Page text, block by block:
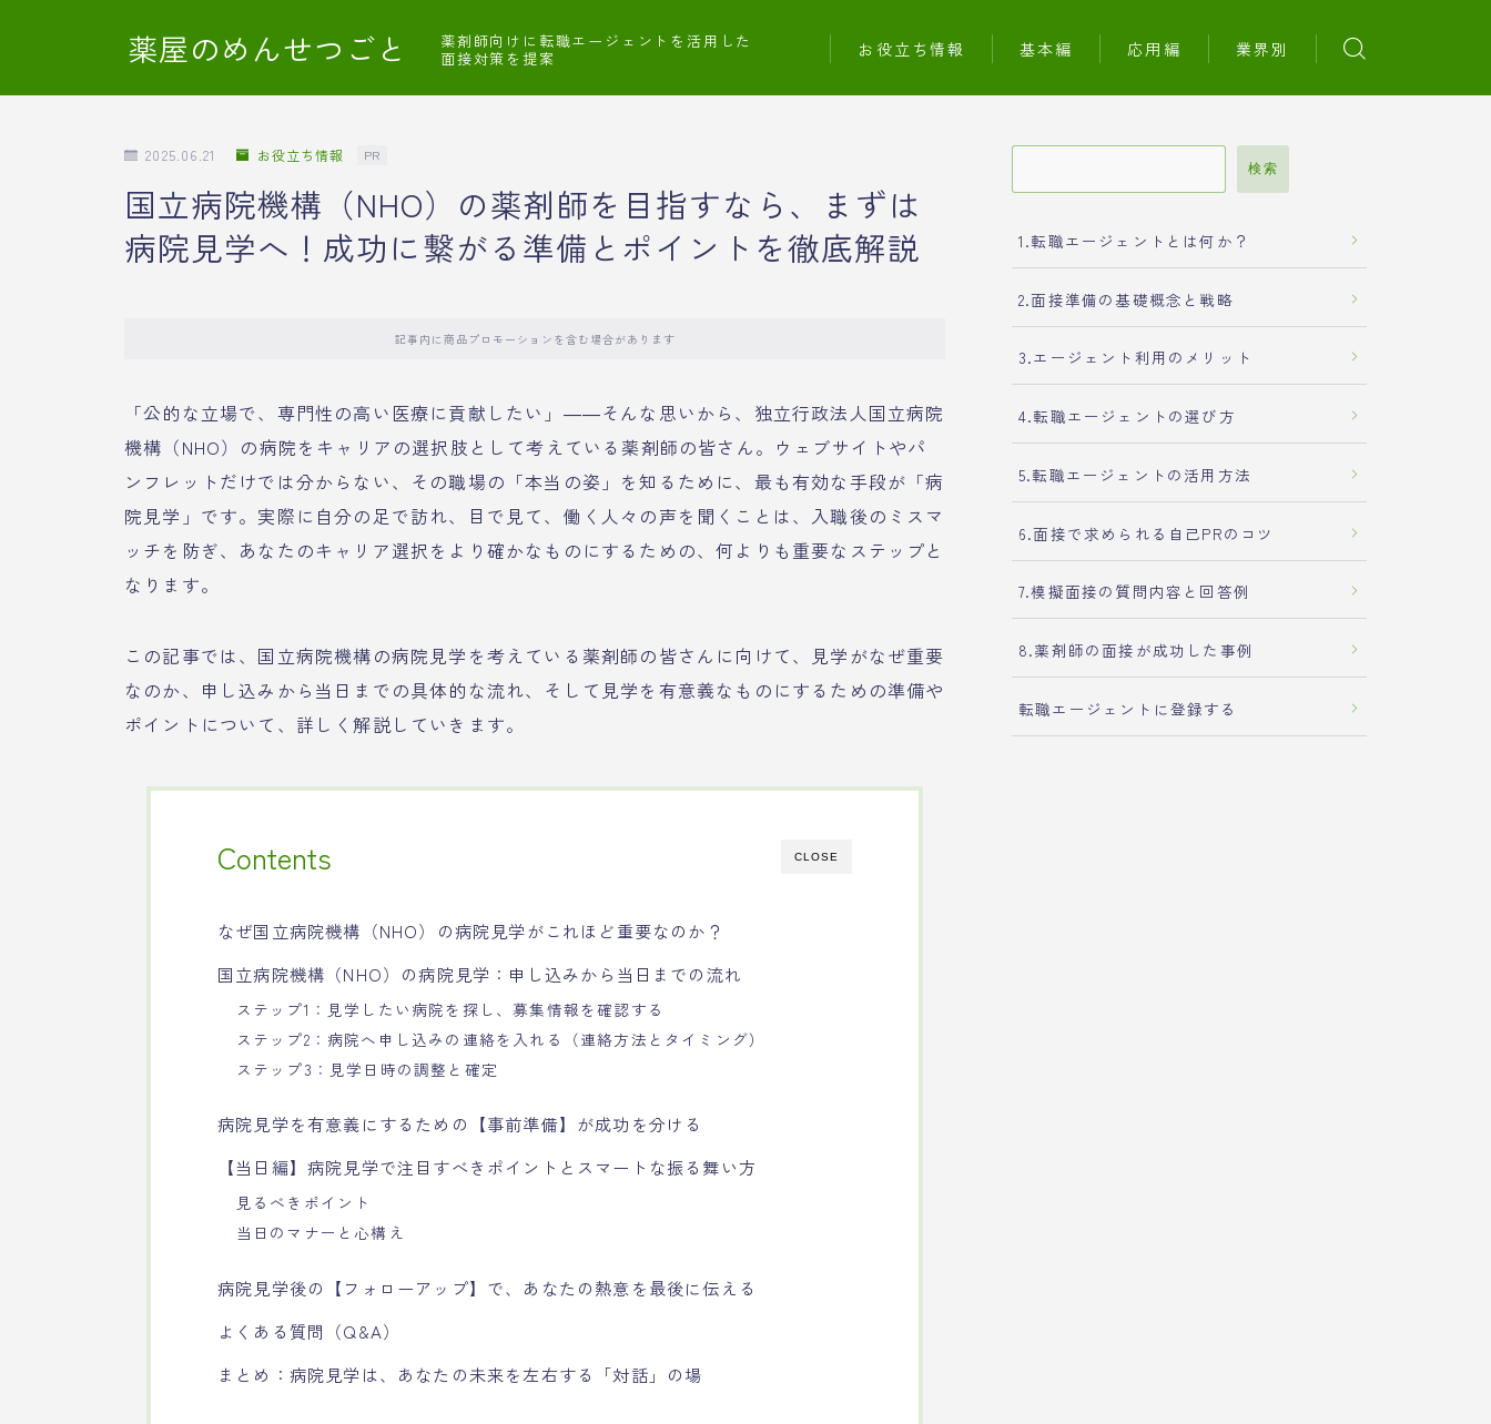
薬屋のめんせつごと
薬剤師向けに転職エージェントを活用した
面接対策を提案
お役立ち情報 基本編 応用編 業界別
2025.06.21 お役立ち情報 PR
国立病院機構（NHO）の薬剤師を目指すなら、まずは
病院見学へ！成功に繋がる準備とポイントを徹底解説
記事内に商品プロモーションを含む場合があります
「公的な立場で、専門性の高い医療に貢献したい」――そんな思いから、独立行政法人国立病院
機構（NHO）の病院をキャリアの選択肢として考えている薬剤師の皆さん。ウェブサイトやパ
ンフレットだけでは分からない、その職場の「本当の姿」を知るために、最も有効な手段が「病
院見学」です。実際に自分の足で訪れ、目で見て、働く人々の声を聞くことは、入職後のミスマ
ッチを防ぎ、あなたのキャリア選択をより確かなものにするための、何よりも重要なステップと
なります。
この記事では、国立病院機構の病院見学を考えている薬剤師の皆さんに向けて、見学がなぜ重要
なのか、申し込みから当日までの具体的な流れ、そして見学を有意義なものにするための準備や
ポイントについて、詳しく解説していきます。
CLOSE
Contents
なぜ国立病院機構（NHO）の病院見学がこれほど重要なのか？
国立病院機構（NHO）の病院見学：申し込みから当日までの流れ
ステップ1：見学したい病院を探し、募集情報を確認する
ステップ2：病院へ申し込みの連絡を入れる（連絡方法とタイミング）
ステップ3：見学日時の調整と確定
病院見学を有意義にするための【事前準備】が成功を分ける
【当日編】病院見学で注目すべきポイントとスマートな振る舞い方
見るべきポイント
当日のマナーと心構え
病院見学後の【フォローアップ】で、あなたの熱意を最後に伝える
よくある質問（Q&A）
まとめ：病院見学は、あなたの未来を左右する「対話」の場
検索
1.転職エージェントとは何か？
2.面接準備の基礎概念と戦略
3.エージェント利用のメリット
4.転職エージェントの選び方
5.転職エージェントの活用方法
6.面接で求められる自己PRのコツ
7.模擬面接の質問内容と回答例
8.薬剤師の面接が成功した事例
転職エージェントに登録する